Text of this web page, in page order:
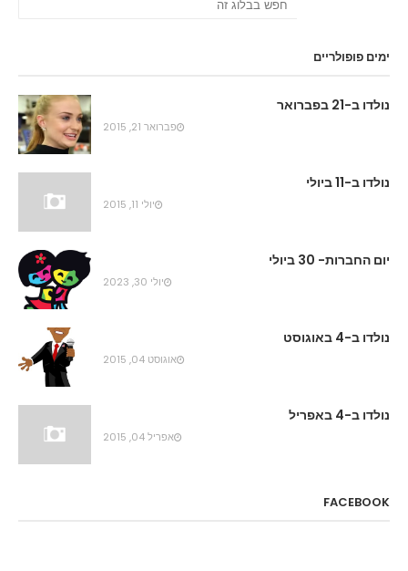
ימים פופולריים
נולדו ב-21 בפברואר
פברואר 21, 2015
נולדו ב-11 ביולי
יולי 11, 2015
יום החברות- 30 ביולי
יולי 30, 2023
נולדו ב-4 באוגוסט
אוגוסט 04, 2015
נולדו ב-4 באפריל
אפריל 04, 2015
FACEBOOK